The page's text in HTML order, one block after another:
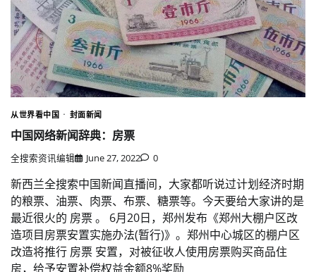
从世界看中国 封面新闻
中国网络新闻辞典：房票
全搜索资讯编辑 June 27, 2022 0
新西兰全搜索中国新闻直播间，大家都听说过计划经济时期
的粮票、油票、肉票、布票、糖票等。今天要给大家讲的是
最近很火的 房票 。 6月20日，郑州发布《郑州大棚户区改
造项目房票安置实施办法(暂行)》。郑州中心城区的棚户区
改造将推行 房票 安置，对被征收人使用房票购买商品住
房，给予安置补偿权益金额8%奖励